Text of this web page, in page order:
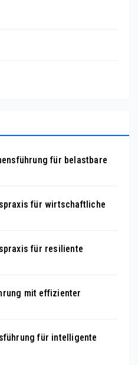
für belastbare
für wirtschaftliche
für resiliente
mit effizienter
für intelligente